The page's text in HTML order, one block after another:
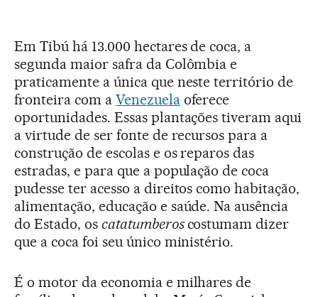
Em Tibú há 13.000 hectares de coca, a
segunda maior safra da Colômbia e
praticamente a única que neste território de
fronteira com a Venezuelaoferece
oportunidades. Essas plantações tiveram aqui
a virtude de ser fonte de recursos para a
construção de escolas e os reparos das
estradas, e para que a população de coca
pudesse ter acesso a direitos como habitação,
alimentação, educação e saúde. Na ausência
do Estado, os catatumberoscostumam dizer
que a coca foi seu único ministério.
É o motor da economia e milhares de